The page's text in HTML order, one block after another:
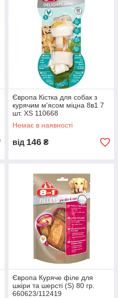
Європа Кістка для собак з
курячим м'ясом міцна 8в1 7
шт. XS 110668
Немає в наявності
від 146 ₴
Європа Куряче філе для
шкіри та шерсті (S) 80 гр.
660623/112419